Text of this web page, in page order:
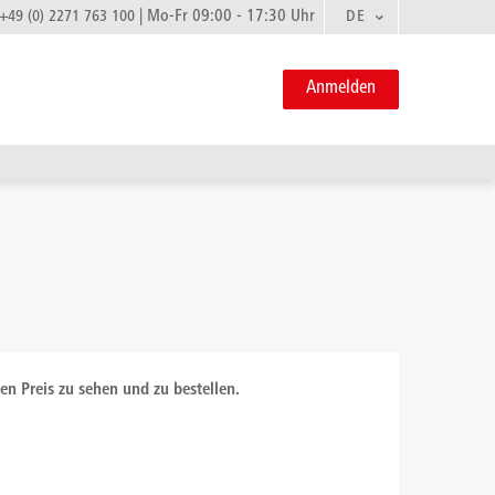
+49 (0) 2271 763 100 Mo-Fr 09:00 - 17:30 Uhr DE
Anmelden
Preis zu sehen und zu bestellen.